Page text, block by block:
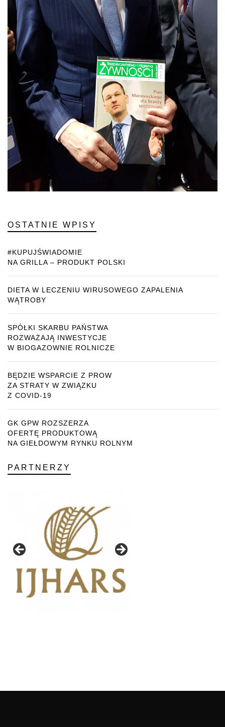
OSTATNIE WPISY
#KUPUJŚWIADOMIE
NA GRILLA – PRODUKT POLSKI
DIETA W LECZENIU WIRUSOWEGO ZAPALENIA
WĄTROBY
SPÓŁKI SKARBU PAŃSTWA
ROZWAŻAJĄ INWESTYCJE
W BIOGAZOWNIE ROLNICZE
BĘDZIE WSPARCIE Z PROW
ZA STRATY W ZWIĄZKU
Z COVID-19
GK GPW ROZSZERZA
OFERTĘ PRODUKTOWĄ
NA GIEŁDOWYM RYNKU ROLNYM
PARTNERZY